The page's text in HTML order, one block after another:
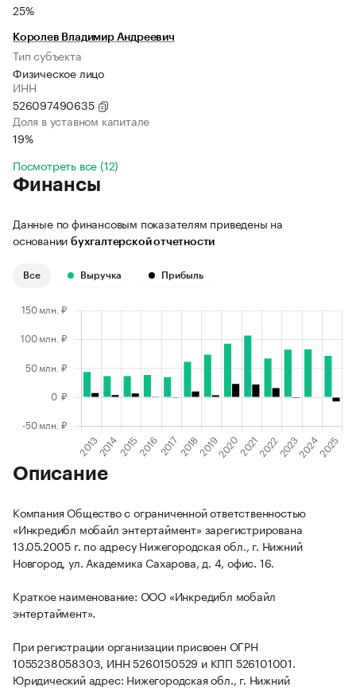
25%
Королев Владимир Андреевич
Тип субъекта
Физическое лицо
ИНН
526097490635
Доля в уставном капитале
19%
Посмотреть все (12)
Финансы
Данные по финансовым показателям приведены на
основании бухгалтерской отчетности
Все Выручка Прибыль
Описание
Компания Общество с ограниченной ответственностью
«Инкредибл мобайл энтертаймент» зарегистрирована
13.05.2005 г. по адресу Нижегородская обл., г. Нижний
Новгород, ул. Академика Сахарова, д. 4, офис. 16.
Краткое наименование: ООО «Инкредибл мобайл
энтертаймент».
При регистрации организации присвоен ОГРН
1055238058303, ИНН 5260150529 и КПП 526101001.
Юридический адрес: Нижегородская обл., г. Нижний